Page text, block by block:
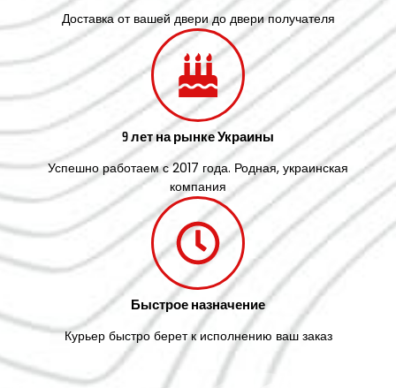
Доставка от вашей двери до двери получателя
9 лет на рынке Украины
Успешно работаем с 2017 года. Родная, украинская
компания
Быстрое назначение
Курьер быстро берет к исполнению ваш заказ